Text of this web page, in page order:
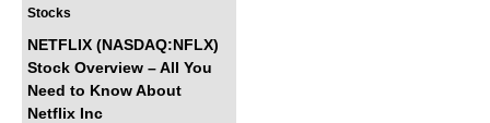
Stocks
NETFLIX (NASDAQ:NFLX)
Stock Overview – All You
Need to Know About
Netflix Inc